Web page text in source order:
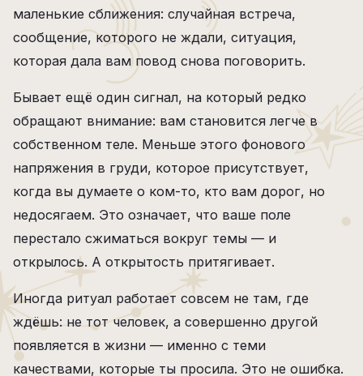
маленькие сближения: случайная встреча,
сообщение, которого не ждали, ситуация,
которая дала вам повод снова поговорить.
Бывает ещё один сигнал, на который редко
обращают внимание: вам становится легче в
собственном теле. Меньше этого фонового
напряжения в груди, которое присутствует,
когда вы думаете о ком-то, кто вам дорог, но
недосягаем. Это означает, что ваше поле
перестало сжиматься вокруг темы — и
открылось. А открытость притягивает.
Иногда ритуал работает совсем не там, где
ждёшь: не тот человек, а совершенно другой
появляется в жизни — именно с теми
качествами, которые ты просила. Это не ошибка.